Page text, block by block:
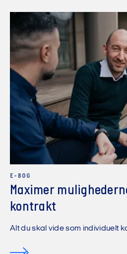
E-BOG
Maximer
kontrakt
Alt du skal vide som individuelt